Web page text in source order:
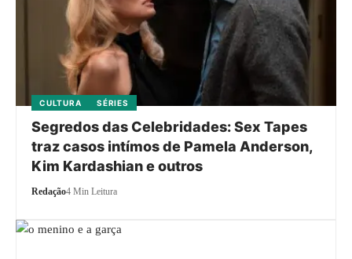
CULTURA SÉRIES
Segredos das Celebridades: Sex Tapes
traz casos intímos de Pamela Anderson,
Kim Kardashian e outros
Redação4 Min Leitura